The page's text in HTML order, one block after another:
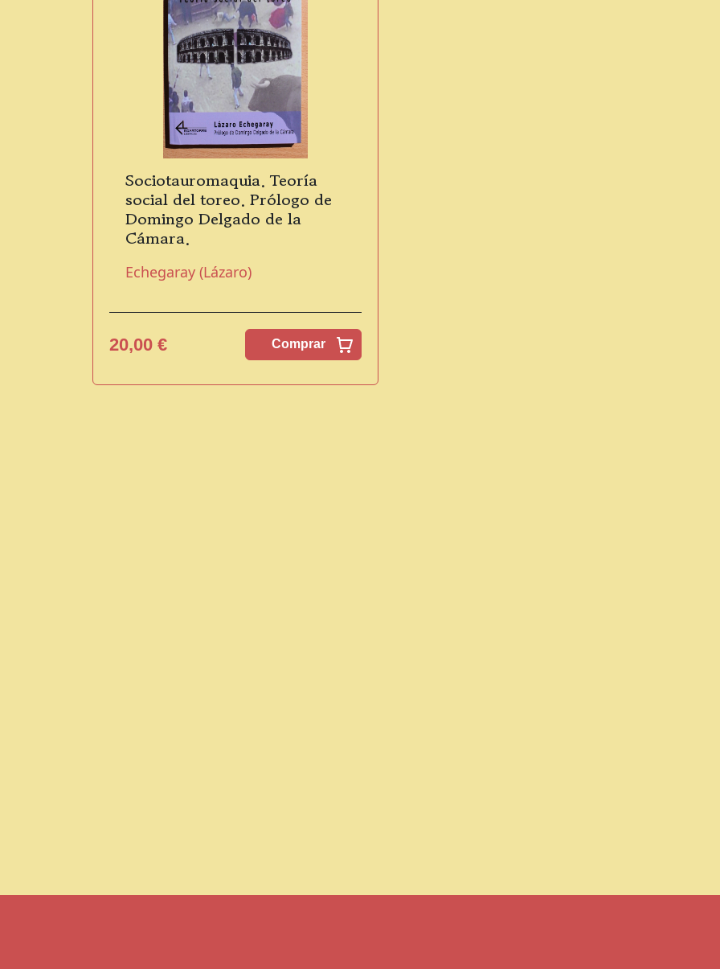
Sociotauromaquia. Teoría
social del toreo. Prólogo de
Domingo Delgado de la
Cámara.
Echegaray (Lázaro)
20,00 € Comprar